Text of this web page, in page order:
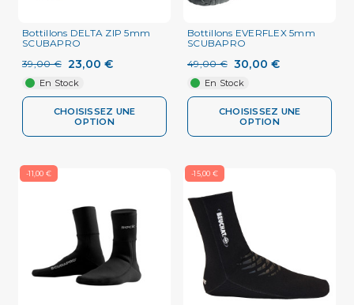
Bottillons DELTA ZIP 5mm
SCUBAPRO
39,00 € 23,00 €
En Stock
CHOISISSEZ UNE
OPTION
Bottillons EVERFLEX 5mm
SCUBAPRO
49,00 € 30,00 €
En Stock
CHOISISSEZ UNE
OPTION
-11,00 € -15,00 €